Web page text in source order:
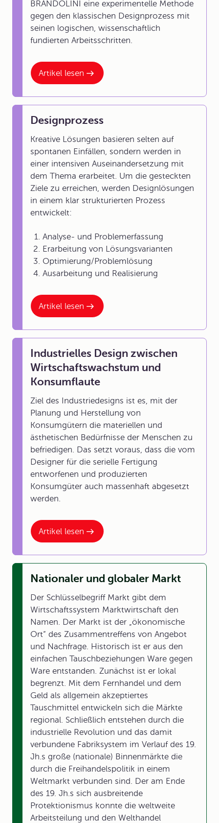
Artikel lesen
BRANDOLINI eine experimentelle Methode
gegen den klassischen Designprozess mit
seinen logischen, wissenschaftlich
fundierten Arbeitsschritten.
Artikel lesen
Designprozess
Kreative Lösungen basieren selten auf
spontanen Einfällen, sondern werden in
einer intensiven Auseinandersetzung mit
dem Thema erarbeitet. Um die gesteckten
Ziele zu erreichen, werden Designlösungen
in einem klar strukturierten Prozess
entwickelt:
Analyse- und Problemerfassung
Erarbeitung von Lösungsvarianten
Optimierung/Problemlösung
Ausarbeitung und Realisierung
Artikel lesen
Industrielles Design zwischen
Wirtschaftswachstum und
Konsumflaute
Ziel des Industriedesigns ist es, mit der
Planung und Herstellung von
Konsumgütern die materiellen und
ästhetischen Bedürfnisse der Menschen zu
befriedigen. Das setzt voraus, dass die vom
Designer für die serielle Fertigung
entworfenen und produzierten
Konsumgüter auch massenhaft abgesetzt
werden.
Nationaler und globaler Markt
Der Schlüsselbegriff Markt gibt dem
Wirtschaftssystem Marktwirtschaft den
Namen. Der Markt ist der „ökonomische
Ort“ des Zusammentreffens von Angebot
und Nachfrage. Historisch ist er aus den
einfachen Tauschbeziehungen Ware gegen
Ware entstanden. Zunächst ist er lokal
begrenzt. Mit dem Fernhandel und dem
Geld als allgemein akzeptiertes
Tauschmittel entwickeln sich die Märkte
regional. Schließlich entstehen durch die
industrielle Revolution und das damit
verbundene Fabriksystem im Verlauf des 19.
Jh.s große (nationale) Binnenmärkte die
durch die Freihandelspolitik in einem
Weltmarkt verbunden sind. Der am Ende
des 19. Jh.s sich ausbreitende
Protektionismus konnte die weltweite
Arbeitsteilung und den Welthandel